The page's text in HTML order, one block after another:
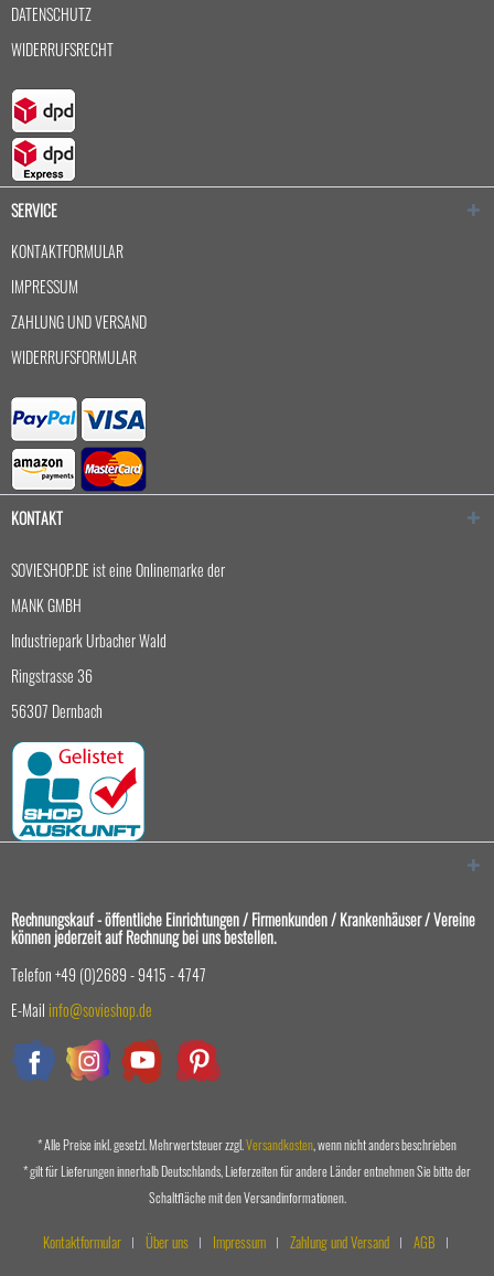
DATENSCHUTZ
WIDERRUFSRECHT
SERVICE
KONTAKTFORMULAR
IMPRESSUM
ZAHLUNG UND VERSAND
WIDERRUFSFORMULAR
KONTAKT
SOVIESHOP.DE ist eine Onlinemarke der
MANK GMBH
Industriepark Urbacher Wald
Ringstrasse 36
56307 Dernbach
Rechnungskauf - öffentliche Einrichtungen / Firmenkunden / Krankenhäuser / Vereine
können jederzeit auf Rechnung bei uns bestellen.
Telefon +49 (0)2689 - 9415 - 4747
E-Mail info@sovieshop.de
* Alle Preise inkl. gesetzl. Mehrwertsteuer zzgl.Versandkosten, wenn nicht anders beschrieben
* gilt für Lieferungen innerhalb Deutschlands, Lieferzeiten für andere Länder entnehmen Sie bitte der
Schaltfläche mit den Versandinformationen.
Kontaktformular Über uns Impressum Zahlung und Versand
AGB